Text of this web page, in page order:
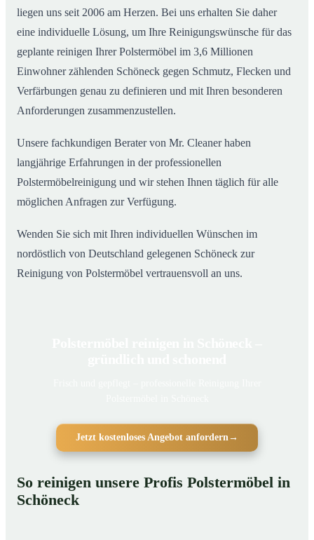
liegen uns seit 2006 am Herzen. Bei uns erhalten Sie daher
eine individuelle Lösung, um Ihre Reinigungswünsche für das
geplante reinigen Ihrer Polstermöbel im 3,6 Millionen
Einwohner zählenden Schöneck gegen Schmutz, Flecken und
Verfärbungen genau zu definieren und mit Ihren besonderen
Anforderungen zusammenzustellen.
Unsere fachkundigen Berater von Mr. Cleaner haben
langjährige Erfahrungen in der professionellen
Polstermöbelreinigung und wir stehen Ihnen täglich für alle
möglichen Anfragen zur Verfügung.
Wenden Sie sich mit Ihren individuellen Wünschen im
nordöstlich von Deutschland gelegenen Schöneck zur
Reinigung von Polstermöbel vertrauensvoll an uns.
Jetzt kostenloses Angebot anfordern→
So reinigen unsere Profis Polstermöbel in
Schöneck